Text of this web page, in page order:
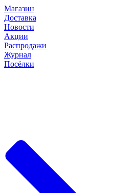
Магазин
Доставка
Новости
Акции
Распродажи
Журнал
Посёлки